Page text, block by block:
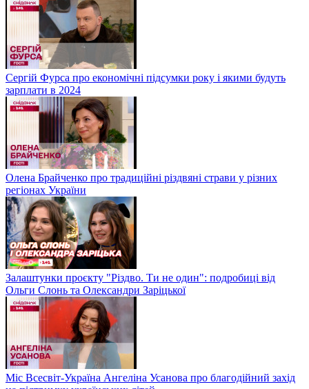
Сергій Фурса про економічні підсумки року і якими будуть
зарплати в 2024
Олена Брайченко про традиційні різдвяні страви у різних
регіонах України
Залаштунки проєкту "Різдво. Ти не один": подробиці від
Ольги Слонь та Олександри Заріцької
Міс Всесвіт-Україна Ангеліна Усанова про благодійний захід